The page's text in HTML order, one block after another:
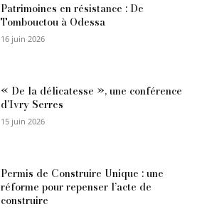
Patrimoines en résistance : De
Tombouctou à Odessa
16 juin 2026
« De la délicatesse », une conférence
d’Ivry Serres
15 juin 2026
Permis de Construire Unique : une
réforme pour repenser l’acte de
construire